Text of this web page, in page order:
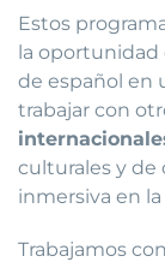
Estos
la oportunidad
de español en
trabajar con
culturales y de
inmersiva en
Trabajamos